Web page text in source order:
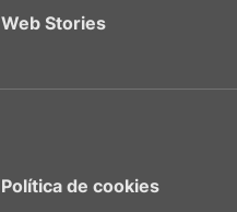
Web Stories
Política de cookies